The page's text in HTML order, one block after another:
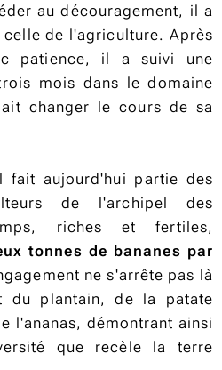
au découragement, il a
de l'agriculture. Après
patience, il a suivi une
mois dans le domaine
changer le cours de sa
fait aujourd'hui partie des
de l'archipel des
riches et fertiles,
tonnes de bananes par
ne s'arrête pas là
du plantain, de la patate
l'ananas, démontrant ainsi
que recèle la terre